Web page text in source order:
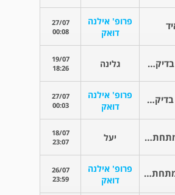
פרופ' אילנה
דואק
27/07
00:08
תוצאות בדיקת אולטרסאונד גלינה
19/07
18:26
תוצאות בדיקת אולטרסאונד
פרופ' אילנה
דואק
27/07
00:03
נפיחות מתחת לסנטר יעל
18/07
23:07
נפיחות מתחת לסנטר
פרופ' אילנה
דואק
26/07
23:59